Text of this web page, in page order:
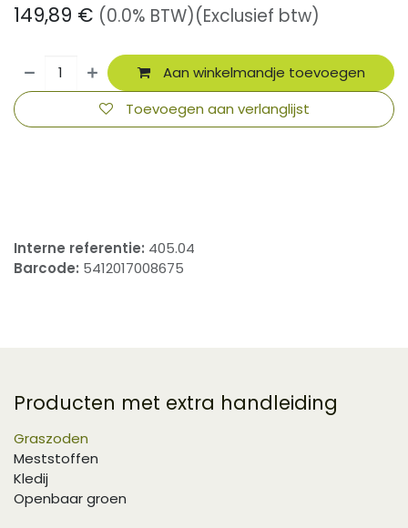
149,89 € (0.0% BTW)(Exclusief btw)
Aan winkelmandje toevoegen
Toevoegen aan verlanglijst
Interne referentie: 405.04
Barcode: 5412017008675
Producten met extra handleiding
Graszoden
Meststoffen
Kledij
Openbaar groen